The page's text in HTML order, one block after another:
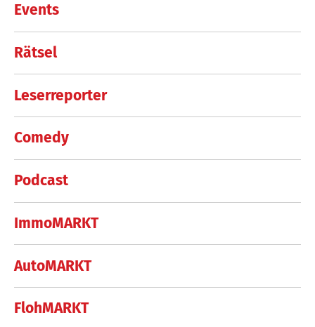
Events
Rätsel
Leserreporter
Comedy
Podcast
ImmoMARKT
AutoMARKT
FlohMARKT